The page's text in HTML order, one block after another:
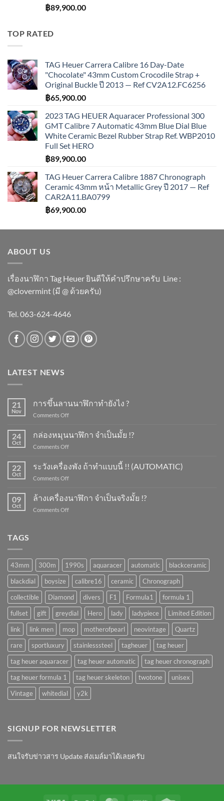
฿89,900.00
TOP RATED
TAG Heuer Carrera Calibre 16 Day-Date
"Chocolate" 43mm Custom Crocodile Strap +
Original Buckle ปี 2013 — Ref CV2A12.FC6256
฿65,900.00
2023 TAG HEUER Aquaracer Professional 300
GMT Calibre 7 Automatic 43mm Blue Dial Blue
White Ceramic Bezel Rubber Strap Ref. WBP2010
Full Set HERO
฿89,900.00
TAG Heuer Carrera Calibre 1887 Chronograph
Ceramic 43mm หน้า Metallic Grey ปี 2017 — Ref
CAR2A11.BA0799
฿69,900.00
ABOUT US
เรื่องนาฬิกา Tag Heuer ยินดีให้คำปรึกษาครับ ​Line :
@clovermint (มี @ ด้วยครับ)
Tel. 063-624-4646
LATEST NEWS
21
Nov
การขึ้นลานนาฬิกาทำยังไง ?
Comments Offon
ลาน
นาฬิกา
ยัง
24
Oct
กล่องหมุนนาฬิกา จำเป็นมั้ย !?
Comments Offon
หมุน
นาฬิกา
จำเป็น
!?
22
Oct
ระวังเครื่องพัง ถ้าทำแบบนี้ !! (AUTOMATIC)
Comments Offon
เครื่อง
พัง
ถ้า
09
Oct
ล้างเครื่องนาฬิกา จำเป็นจริงมั้ย !?
Comments Offon
มั้ย
!?
TAGS
43mm 300m 1990s aquaracer automatic
blackceramic
blackdial
boysize calibre16 ceramic
Chronograph
collectible
Diamond divers F1 Formula1
formula 1
fullset
gift greydial Hero lady ladypiece
Limited Edition
link
link men mop motherofpearl neovintage
Quartz
rare
sportluxury stainlesssteel tagheuer
tag heuer
tag heuer aquaracer
tag heuer automatic
tag heuer chronograph
tag heuer formula 1
tag heuer skeleton twotone
unisex
Vintage
whitedial y2k
SIGNUP FOR NEWSLETTER
สนใจรับข่าวสาร Update ส่งเมล์มาได้เลยครับ